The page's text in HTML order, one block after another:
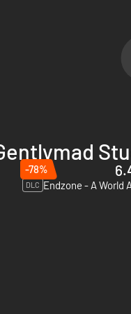
-78%
DLC